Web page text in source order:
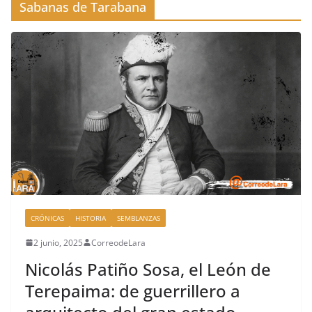
Sabanas de Tarabana
CRÓNICAS HISTORIA SEMBLANZAS
2 junio, 2025 CorreodeLara
Nicolás Patiño Sosa, el León de
Terepaima: de guerrillero a